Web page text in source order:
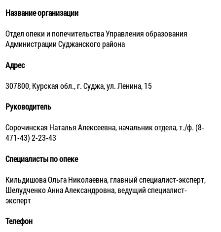
Название организации
Отдел опеки и попечительства Управления образования
Администрации Суджанского района
Адрес
307800, Курская обл., г. Суджа, ул. Ленина, 15
Руководитель
Сорочинская Наталья Алексеевна, начальник отдела, т./ф. (8-
471-43) 2-23-43
Специалисты по опеке
Кильдишова Ольга Николаевна, главный специалист-эксперт,
Шелудченко Анна Александровна, ведущий специалист-
эксперт
Телефон